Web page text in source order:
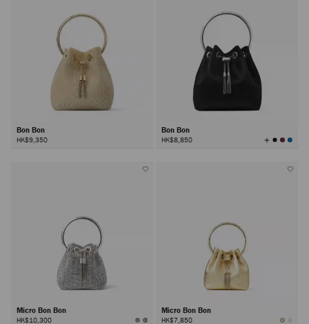
Bon Bon
HK$9,350
Bon Bon
HK$8,850 查
看
Micro Bon Bon
HK$10,300
Micro Bon Bon
HK$7,850